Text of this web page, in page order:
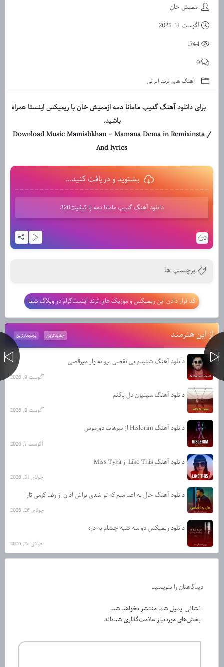
آهنگ گدیب مامانا دمه
ممیش خان
آگوست 14, 2025
1744
0
آهنگ های ترند ایرانی
برای دانلود آهنگ گدیب مامانا دمه ازممیش خان با ریمیکس اینستا همراه
باشید.
Download Music Mamishkhan– Mamana Dema in Remixinsta /
And lyrics
بشنوید و دریافت کنید...
دانلود آهنگ گدیب مامانا دمه با کیفیت320
0
برچسب ها
کد قرار دادن این ریمیکس و موزیک های ترند اینستاگرام در وبلاگ شما
از این هنرمند پرطرفدارترین جدیدترین
دانلود آهنگ شنیدم بی نقصی پروانه وار میرقصی
آگوست 9, 2026
دانلود آهنگ سیتیزن دل پاکتم
آگوست 8, 2026
دانلود آهنگ Hislerim از سرهات دورموس
آگوست 7, 2026
دانلود آهنگ Like This از Miss Tyka
جولای 31, 2026
دانلود آهنگ حال یه اعدامیم که تو شدی براش اذان از رضا کرمی تارا
جولای 26, 2026
دانلود ریمیکس دو سه شبه چشام به دره
جولای 25, 2026
دیدگاهتان را بنویسید
نشانی ایمیل شما منتشر نخواهد شد.
بخش‌های موردنیاز علامت‌گذاری شده‌اند